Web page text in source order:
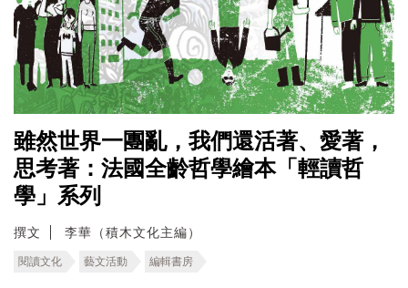
雖然世界一團亂，我們還活著、愛著，
思考著：法國全齡哲學繪本「輕讀哲
學」系列
撰文 李華（積木文化主編）
閱讀文化 藝文活動 編輯書房